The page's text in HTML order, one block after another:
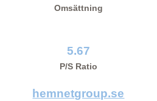
Omsättning
5.67
P/S Ratio
hemnetgroup.se